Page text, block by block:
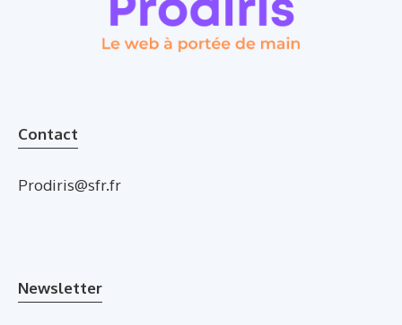
Contact
Prodiris@sfr.fr
Newsletter